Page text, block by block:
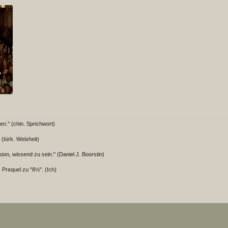
(chin. Sprichwort)
(türk. Weisheit)
wissend zu sein." (Daniel J. Boorstin)
Prequel zu "8½". (Ich)